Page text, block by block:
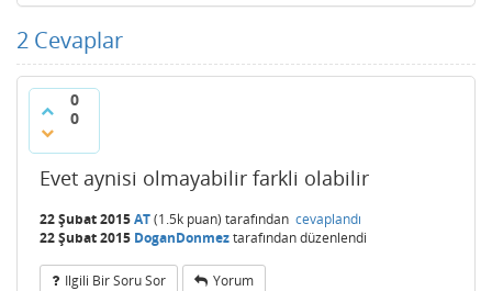
2 Cevaplar
0
0
Evet aynisi olmayabilir farkli olabilir
22 Şubat 2015AT(1.5k puan) tarafından cevaplandı
22 Şubat 2015 DoganDonmeztarafındandüzenlendi
Ilgili Bir Soru Sor Yorum